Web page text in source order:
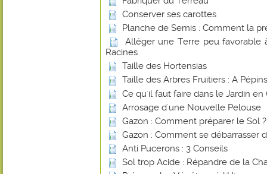
Conserver ses carottes
Planche de Semis : Comment la
Alléger une Terre peu favorable
Racines
Taille des Hortensias
Taille des Arbres Fruitiers : A
Ce qu'il faut faire dans le Jardin en
Arrosage d'une Nouvelle Pelouse
Gazon : Comment préparer le Sol ?
Gazon : Comment se débarrasser
Anti Pucerons : 3 Conseils
Sol trop Acide : Répandre de la